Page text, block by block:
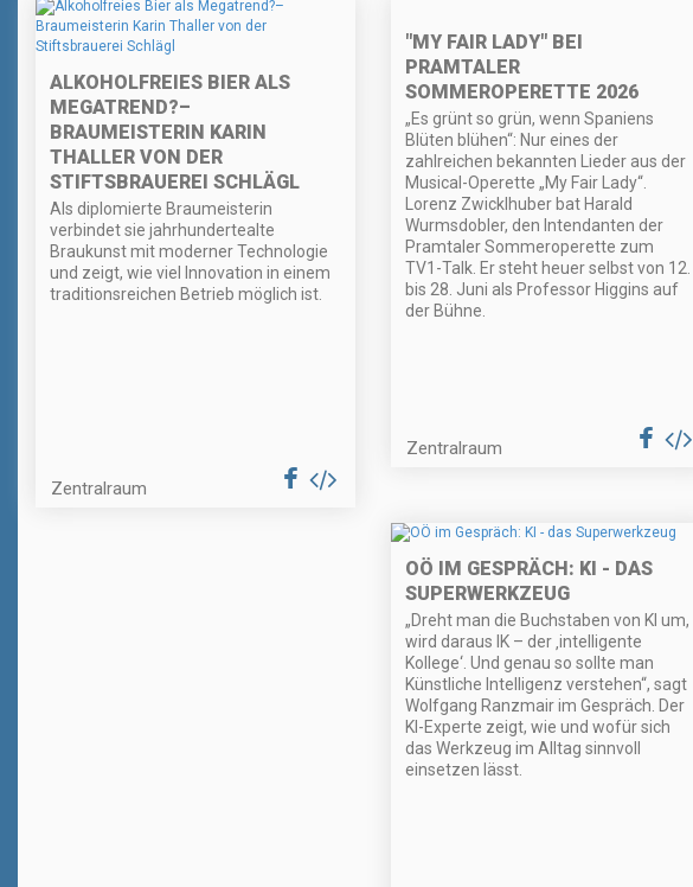
ALKOHOLFREIES BIER ALS
MEGATREND?–
BRAUMEISTERIN KARIN
THALLER VON DER
STIFTSBRAUEREI SCHLÄGL
Als diplomierte Braumeisterin
verbindet sie jahrhundertealte
Braukunst mit moderner Technologie
und zeigt, wie viel Innovation in einem
traditionsreichen Betrieb möglich ist.
Zentralraum
"MY FAIR LADY" BEI
PRAMTALER
SOMMEROPERETTE 2026
„Es grünt so grün, wenn Spaniens
Blüten blühen“: Nur eines der
zahlreichen bekannten Lieder aus der
Musical-Operette „My Fair Lady“.
Lorenz Zwicklhuber bat Harald
Wurmsdobler, den Intendanten der
Pramtaler Sommeroperette zum
TV1-Talk. Er steht heuer selbst von 12.
bis 28. Juni als Professor Higgins auf
der Bühne.
Zentralraum
OÖ IM GESPRÄCH: KI - DAS
SUPERWERKZEUG
„Dreht man die Buchstaben von KI um,
wird daraus IK – der ‚intelligente
Kollege‘. Und genau so sollte man
Künstliche Intelligenz verstehen“, sagt
Wolfgang Ranzmair im Gespräch. Der
KI-Experte zeigt, wie und wofür sich
das Werkzeug im Alltag sinnvoll
einsetzen lässt.